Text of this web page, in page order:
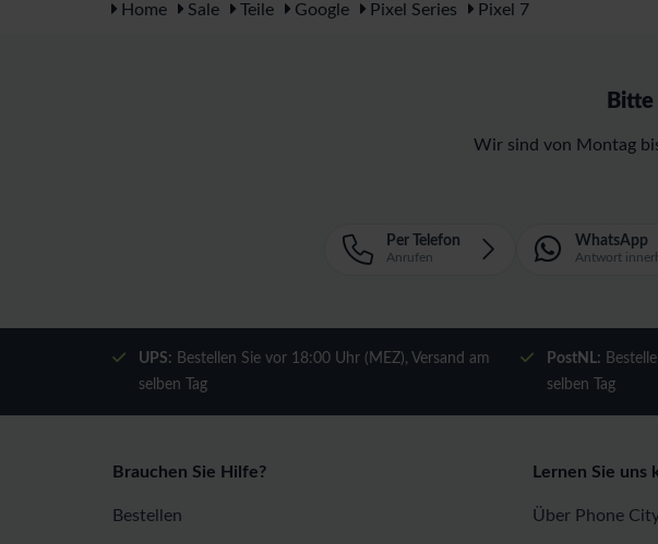
Home
Sale Teile Google Pixel Series Pixel 7
Wir sind von Montag
Per Telefon
Anrufen
WhatsApp
Antwort
UPS: Bestellen Sie vor 18:00 Uhr (MEZ), Versand am
selben Tag
PostNL:
selben Tag
Brauchen Sie Hilfe?
Bestellen
Lernen Sie uns
Über Phone